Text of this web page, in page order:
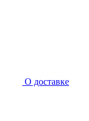
О доставке